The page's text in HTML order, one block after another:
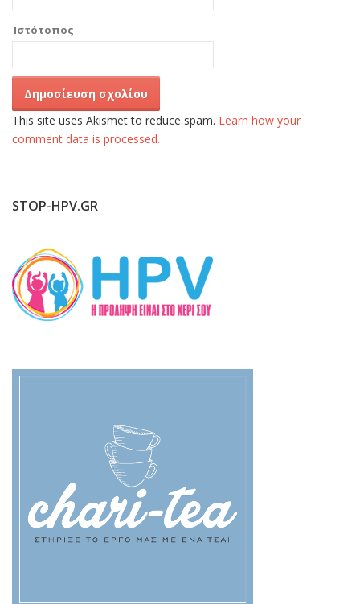
Ιστότοπος
This site uses Akismet to reduce spam. Learn how your
comment data is processed.
STOP-HPV.GR